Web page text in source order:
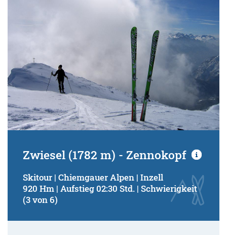
Zwiesel (1782 m) - Zennokopf
Skitour | Chiemgauer Alpen | Inzell
920 Hm | Aufstieg 02:30 Std. | Schwierigkeit
(3 von 6)